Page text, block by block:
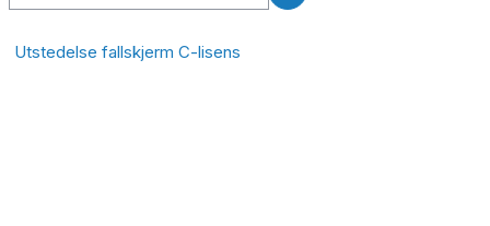
Søk etter kurs
Utstedelse fallskjerm C-lisens